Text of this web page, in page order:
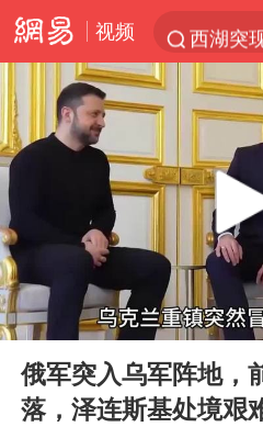
视频
多家A
直击东
香港宏
白海豚
Play
00:00
俄军突入乌军阵地，
落，泽连斯基处境艰